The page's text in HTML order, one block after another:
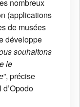
nombreux
(applications
de musées
développe
souhaitons
le
”, précise